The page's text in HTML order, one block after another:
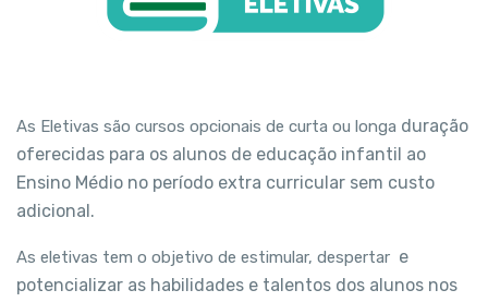
As Eletivas são cursos opcionais de curta ou longa duração
oferecidas para os alunos de educação infantil ao
Ensino Médio no período extra curricular sem custo
adicional.
As eletivas tem o objetivo de estimular, despertar e
potencializar as habilidades e talentos dos alunos nos